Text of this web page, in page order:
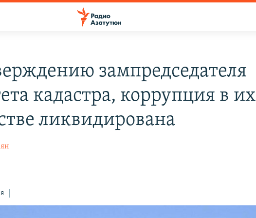
зампредседателя
кадастра, коррупция в их
ликвидирована